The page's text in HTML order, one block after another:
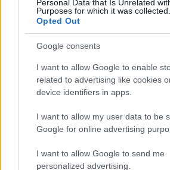
Personal Data that Is Unrelated
Purposes for which it was collected.
Opted Out
Google consents
I want to allow Google to enable
related to advertising like cookies
device identifiers in apps.
I want to allow my user data to be
Google for online advertising
I want to allow Google to send me
personalized advertising.
A 18 éves szélső 3+1 éves szerződést kötött